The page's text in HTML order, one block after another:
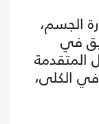
الجسم،
في
المتقدمة
الكلى،